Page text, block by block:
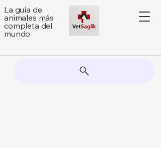
La guía de
animales más
completa del
mundo